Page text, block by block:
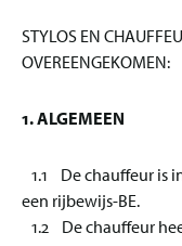
STYLOS EN
OVEREENGEKOMEN:
1. ALGEMEEN
1.1 De chauffeur is
een rijbewijs-BE.
1.2 De chauffeur